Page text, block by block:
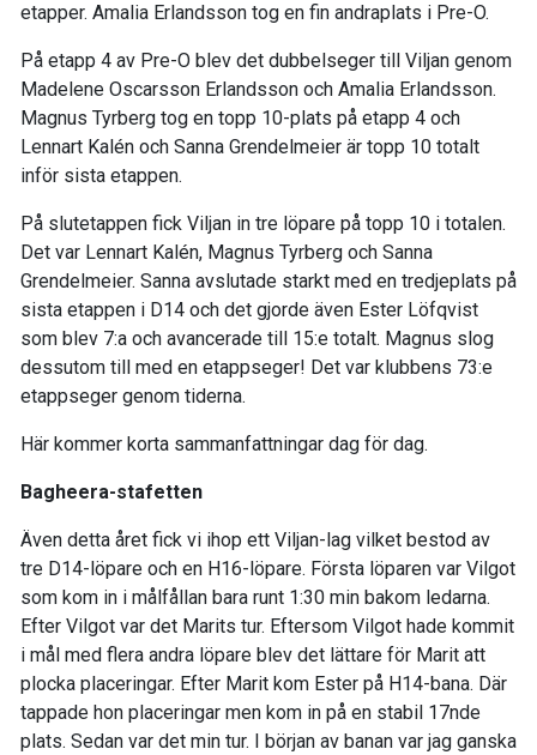
etapper. Amalia Erlandsson tog en fin andraplats i Pre-O.
På etapp 4 av Pre-O blev det dubbelseger till Viljan genom
Madelene Oscarsson Erlandsson och Amalia Erlandsson.
Magnus Tyrberg tog en topp 10-plats på etapp 4 och
Lennart Kalén och Sanna Grendelmeier är topp 10 totalt
inför sista etappen.
På slutetappen fick Viljan in tre löpare på topp 10 i totalen.
Det var Lennart Kalén, Magnus Tyrberg och Sanna
Grendelmeier. Sanna avslutade starkt med en tredjeplats på
sista etappen i D14 och det gjorde även Ester Löfqvist
som blev 7:a och avancerade till 15:e totalt. Magnus slog
dessutom till med en etappseger! Det var klubbens 73:e
etappseger genom tiderna.
Här kommer korta sammanfattningar dag för dag.
Bagheera-stafetten
Även detta året fick vi ihop ett Viljan-lag vilket bestod av
tre D14-löpare och en H16-löpare. Första löparen var Vilgot
som kom in i målfållan bara runt 1:30 min bakom ledarna.
Efter Vilgot var det Marits tur. Eftersom Vilgot hade kommit
i mål med flera andra löpare blev det lättare för Marit att
plocka placeringar. Efter Marit kom Ester på H14-bana. Där
tappade hon placeringar men kom in på en stabil 17nde
plats. Sedan var det min tur. I början av banan var jag ganska